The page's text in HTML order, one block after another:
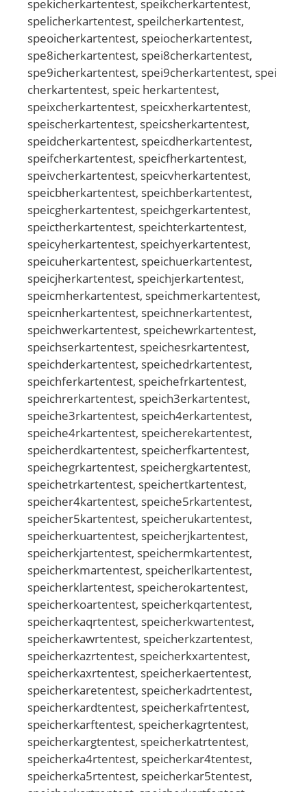
spekicherkartentest, speikcherkartentest,
spelicherkartentest, speilcherkartentest,
speoicherkartentest, speiocherkartentest,
spe8icherkartentest, spei8cherkartentest,
spe9icherkartentest, spei9cherkartentest, spei
cherkartentest, speic herkartentest,
speixcherkartentest, speicxherkartentest,
speischerkartentest, speicsherkartentest,
speidcherkartentest, speicdherkartentest,
speifcherkartentest, speicfherkartentest,
speivcherkartentest, speicvherkartentest,
speicbherkartentest, speichberkartentest,
speicgherkartentest, speichgerkartentest,
speictherkartentest, speichterkartentest,
speicyherkartentest, speichyerkartentest,
speicuherkartentest, speichuerkartentest,
speicjherkartentest, speichjerkartentest,
speicmherkartentest, speichmerkartentest,
speicnherkartentest, speichnerkartentest,
speichwerkartentest, speichewrkartentest,
speichserkartentest, speichesrkartentest,
speichderkartentest, speichedrkartentest,
speichferkartentest, speichefrkartentest,
speichrerkartentest, speich3erkartentest,
speiche3rkartentest, speich4erkartentest,
speiche4rkartentest, speicherekartentest,
speicherdkartentest, speicherfkartentest,
speichegrkartentest, speichergkartentest,
speichetrkartentest, speichertkartentest,
speicher4kartentest, speiche5rkartentest,
speicher5kartentest, speicherukartentest,
speicherkuartentest, speicherjkartentest,
speicherkjartentest, speichermkartentest,
speicherkmartentest, speicherlkartentest,
speicherklartentest, speicherokartentest,
speicherkoartentest, speicherkqartentest,
speicherkaqrtentest, speicherkwartentest,
speicherkawrtentest, speicherkzartentest,
speicherkazrtentest, speicherkxartentest,
speicherkaxrtentest, speicherkaertentest,
speicherkaretentest, speicherkadrtentest,
speicherkardtentest, speicherkafrtentest,
speicherkarftentest, speicherkagrtentest,
speicherkargtentest, speicherkatrtentest,
speicherka4rtentest, speicherkar4tentest,
speicherka5rtentest, speicherkar5tentest,